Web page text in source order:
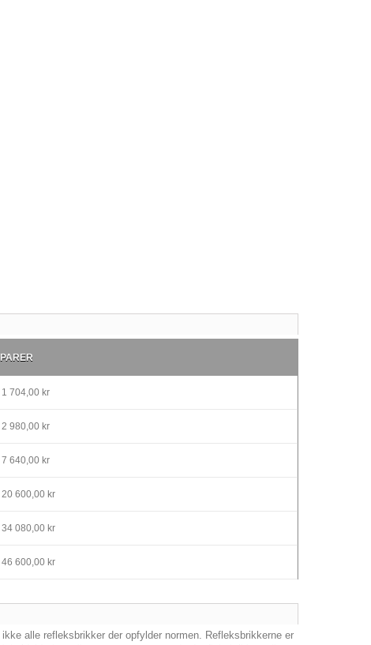
1 704,00 kr
2 980,00 kr
7 640,00 kr
20 600,00 kr
34 080,00 kr
46 600,00 kr
alle refleksbrikker der opfylder normen. Refleksbrikkerne er